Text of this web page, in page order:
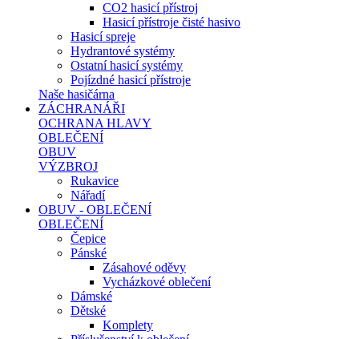
CO2 hasicí přístroj
Hasicí přístroje čisté hasivo
Hasicí spreje
Hydrantové systémy
Ostatní hasicí systémy
Pojízdné hasicí přístroje
Naše hasičárna
ZÁCHRANÁŘI
OCHRANA HLAVY
OBLEČENÍ
OBUV
VÝZBROJ
Rukavice
Nářadí
OBUV - OBLEČENÍ
OBLEČENÍ
Čepice
Pánské
Zásahové oděvy
Vycházkové oblečení
Dámské
Dětské
Komplety